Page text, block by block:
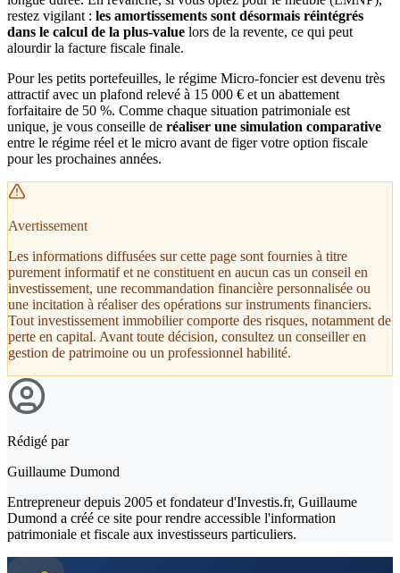
restez vigilant : les amortissements sont désormais réintégrés
dans le calcul de la plus-value lors de la revente, ce qui peut
alourdir la facture fiscale finale.
Pour les petits portefeuilles, le régime Micro-foncier est devenu très
attractif avec un plafond relevé à 15 000 € et un abattement
forfaitaire de 50 %. Comme chaque situation patrimoniale est
unique, je vous conseille de réaliser une simulation comparative
entre le régime réel et le micro avant de figer votre option fiscale
pour les prochaines années.
Avertissement
Les informations diffusées sur cette page sont fournies à titre
purement informatif et ne constituent en aucun cas un conseil en
investissement, une recommandation financière personnalisée ou
une incitation à réaliser des opérations sur instruments financiers.
Tout investissement immobilier comporte des risques, notamment de
perte en capital. Avant toute décision, consultez un conseiller en
gestion de patrimoine ou un professionnel habilité.
Rédigé par
Guillaume Dumond
Entrepreneur depuis 2005 et fondateur d'Investis.fr, Guillaume
Dumond a créé ce site pour rendre accessible l'information
patrimoniale et fiscale aux investisseurs particuliers.